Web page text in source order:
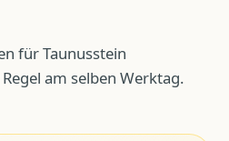
für Taunusstein
am selben Werktag.